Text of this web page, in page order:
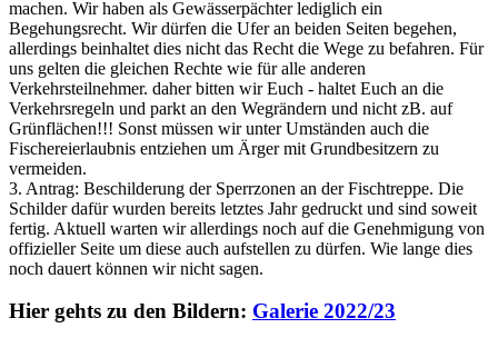
machen. Wir haben als Gewässerpächter lediglich ein
Begehungsrecht. Wir dürfen die Ufer an beiden Seiten begehen,
allerdings beinhaltet dies nicht das Recht die Wege zu befahren. Für
uns gelten die gleichen Rechte wie für alle anderen
Verkehrsteilnehmer. daher bitten wir Euch - haltet Euch an die
Verkehrsregeln und parkt an den Wegrändern und nicht zB. auf
Grünflächen!!! Sonst müssen wir unter Umständen auch die
Fischereierlaubnis entziehen um Ärger mit Grundbesitzern zu
vermeiden.
3. Antrag: Beschilderung der Sperrzonen an der Fischtreppe. Die
Schilder dafür wurden bereits letztes Jahr gedruckt und sind soweit
fertig. Aktuell warten wir allerdings noch auf die Genehmigung von
offizieller Seite um diese auch aufstellen zu dürfen. Wie lange dies
noch dauert können wir nicht sagen.
Hier gehts zu den Bildern: Galerie 2022/23